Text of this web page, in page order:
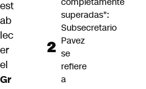
est
ab
lec
er
el
Gr
superadas":
Subsecretario
Pavez
se
refiere
a